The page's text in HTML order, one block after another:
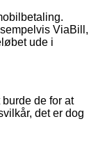
ViaBill,
ude i
de for at
det er dog